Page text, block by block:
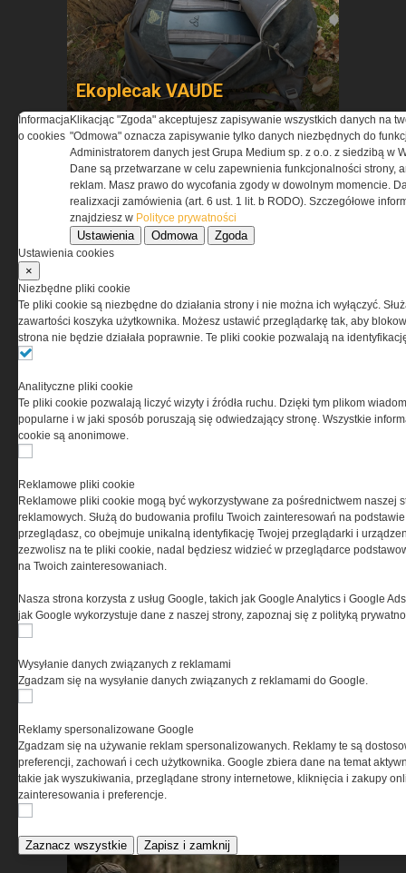
Ekoplecak VAUDE
Benchmade 940
Test butów Bates Rush Shield!
POKAŻ WSZYSTKIE
WYBRANE DLA CIEBIE
Zaprojektowane na
ekstremalne trasy – sprawdź
w terenie »
Informacja
o cookies
Klikacjąc "Zgoda" akceptujesz zapisywanie wszystkich danych na
"Odmowa" oznacza zapisywanie tylko danych niezbędnych do
Administratorem danych jest Grupa Medium sp. z o.o. z siedzibą w
Dane są przetwarzane w celu zapewnienia funkcjonalności strony,
reklam. Masz prawo do wycofania zgody w dowolnym momencie.
realizxacji zamówienia (art. 6 ust. 1 lit. b RODO). Szczegółowe
znajdziesz w Polityce prywatności
Ustawienia Odmowa Zgoda
Ustawienia cookies
×
Niezbędne pliki cookie
Te pliki cookie są niezbędne do działania strony i nie można ich wyłączyć.
zawartości koszyka użytkownika. Możesz ustawić przeglądarkę tak, aby
strona nie będzie działała poprawnie. Te pliki cookie pozwalają na
Analityczne pliki cookie
Te pliki cookie pozwalają liczyć wizyty i źródła ruchu. Dzięki tym plikom
popularne i w jaki sposób poruszają się odwiedzający stronę. Wszystkie
cookie są anonimowe.
Reklamowe pliki cookie
Reklamowe pliki cookie mogą być wykorzystywane za pośrednictwem naszej
reklamowych. Służą do budowania profilu Twoich zainteresowań na
przeglądasz, co obejmuje unikalną identyfikację Twojej przeglądarki i
zezwolisz na te pliki cookie, nadal będziesz widzieć w przeglądarce
na Twoich zainteresowaniach.
Nasza strona korzysta z usług Google, takich jak Google Analytics i Google
jak Google wykorzystuje dane z naszej strony, zapoznaj się z polityką
Wysyłanie danych związanych z reklamami
Zgadzam się na wysyłanie danych związanych z reklamami do Google.
Reklamy spersonalizowane Google
Zgadzam się na używanie reklam spersonalizowanych. Reklamy te są
preferencji, zachowań i cech użytkownika. Google zbiera dane na temat
takie jak wyszukiwania, przeglądane strony internetowe, kliknięcia i zakupy
zainteresowania i preferencje.
Zaznacz wszystkie Zapisz i zamknij